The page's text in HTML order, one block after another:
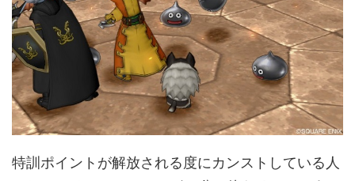
特訓ポイントが解放される度にカンストしている人